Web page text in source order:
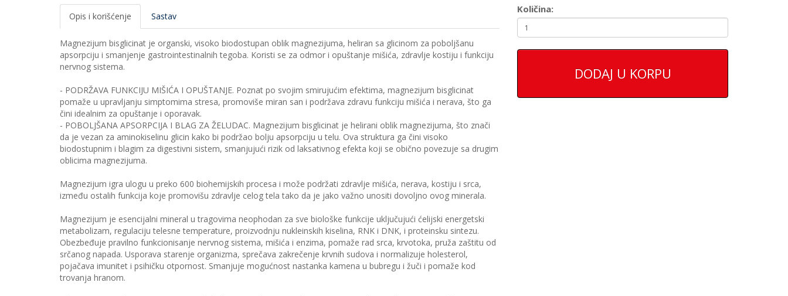
Opis i korišćenje Sastav
Magnezijum bisglicinat je organski, visoko biodostupan oblik magnezijuma, heliran sa glicinom za poboljšanu
apsorpciju i smanjenje gastrointestinalnih tegoba. Koristi se za odmor i opuštanje mišića, zdravlje kostiju i funkciju
nervnog sistema.
- PODRŽAVA FUNKCIJU MIŠIĆA I OPUŠTANJE. Poznat po svojim smirujućim efektima, magnezijum bisglicinat
pomaže u upravljanju simptomima stresa, promoviše miran san i podržava zdravu funkciju mišića i nerava, što ga
čini idealnim za opuštanje i oporavak.
- POBOLJŠANA APSORPCIJA I BLAG ZA ŽELUDAC. Magnezijum bisglicinat je helirani oblik magnezijuma, što znači
da je vezan za aminokiselinu glicin kako bi podržao bolju apsorpciju u telu. Ova struktura ga čini visoko
biodostupnim i blagim za digestivni sistem, smanjujući rizik od laksativnog efekta koji se obično povezuje sa drugim
oblicima magnezijuma.
Magnezijum igra ulogu u preko 600 biohemijskih procesa i može podržati zdravlje mišića, nerava, kostiju i srca,
između ostalih funkcija koje promovišu zdravlje celog tela tako da je jako važno unositi dovoljno ovog minerala.
Magnezijum je esencijalni mineral u tragovima neophodan za sve biološke funkcije uključujući ćelijski energetski
metabolizam, regulaciju telesne temperature, proizvodnju nukleinskih kiselina, RNK i DNK, i proteinsku sintezu.
Obezbeđuje pravilno funkcionisanje nervnog sistema, mišića i enzima, pomaže rad srca, krvotoka, pruža zaštitu od
srčanog napada. Usporava starenje organizma, sprečava zakrečenje krvnih sudova i normalizuje holesterol,
pojačava imunitet i psihičku otpornost. Smanjuje mogućnost nastanka kamena u bubregu i žuči i pomaže kod
trovanja hranom.
Količina:
DODAJ U KORPU